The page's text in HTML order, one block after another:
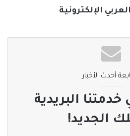
الإلكترونية
أحدث الأخبار
البريدية
الجديد!